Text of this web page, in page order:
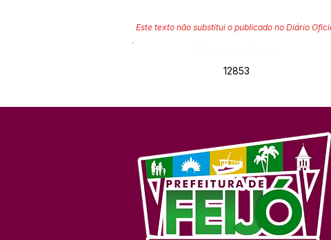
Este texto não substitui o publicado no Diário
12853